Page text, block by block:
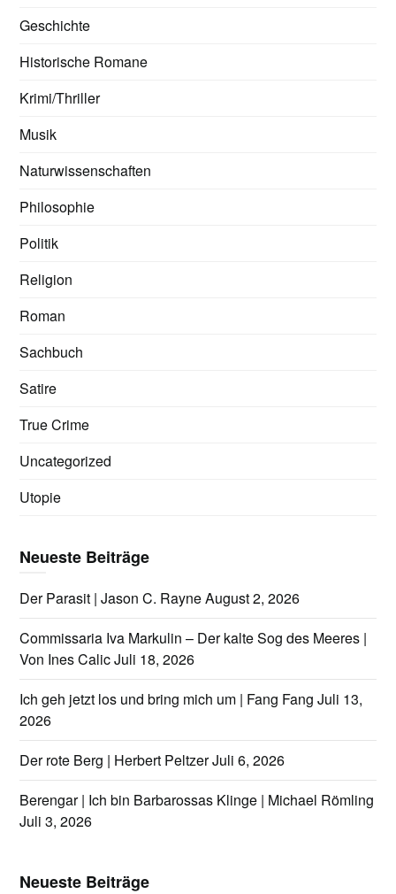
Geschichte
Historische Romane
Krimi/Thriller
Musik
Naturwissenschaften
Philosophie
Politik
Religion
Roman
Sachbuch
Satire
True Crime
Uncategorized
Utopie
Neueste Beiträge
Der Parasit | Jason C. RayneAugust 2, 2026
Commissaria Iva Markulin – Der kalte Sog des Meeres |
Von Ines CalicJuli 18, 2026
Ich geh jetzt los und bring mich um | Fang Fang Juli 13,
2026
Der rote Berg | Herbert PeltzerJuli 6, 2026
Berengar | Ich bin Barbarossas Klinge | Michael Römling
Juli 3, 2026
Neueste Beiträge